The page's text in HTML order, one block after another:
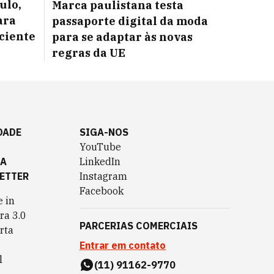
Marca paulistana testa
passaporte digital da moda
para se adaptar às novas
regras da UE
in
3.0
SIGA-NOS
YouTube
LinkedIn
Instagram
Facebook
PARCERIAS COMERCIAIS
Entrar em contato
(11) 91162-9770